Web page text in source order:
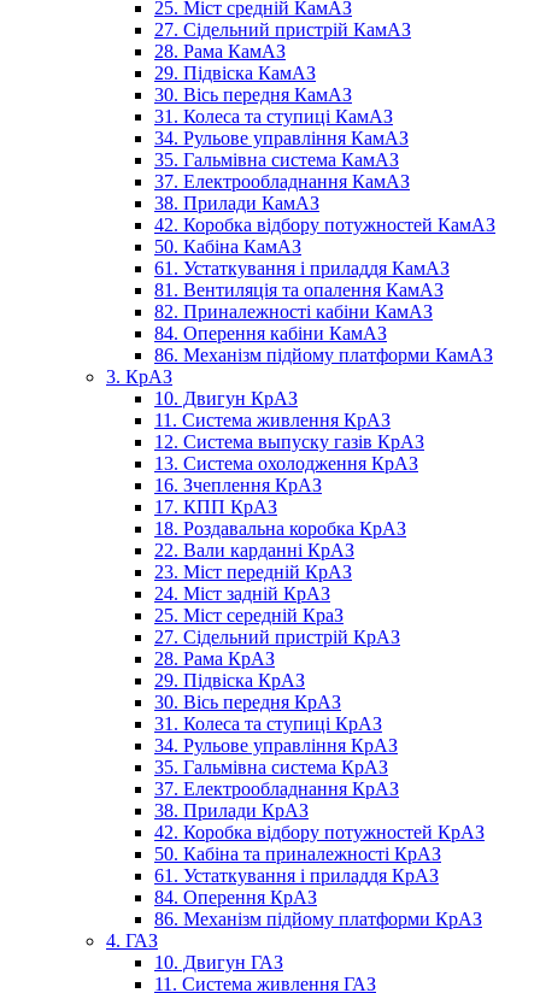
25. Міст средній КамАЗ
27. Сідельний пристрій КамАЗ
28. Рама КамАЗ
29. Підвіска КамАЗ
30. Вісь передня КамАЗ
31. Колеса та ступиці КамАЗ
34. Рульове управління КамАЗ
35. Гальмівна система КамАЗ
37. Електрообладнання КамАЗ
38. Прилади КамАЗ
42. Коробка відбору потужностей КамАЗ
50. Кабіна КамАЗ
61. Устаткування і приладдя КамАЗ
81. Вентиляція та опалення КамАЗ
82. Приналежності кабіни КамАЗ
84. Оперення кабіни КамАЗ
86. Механізм підйому платформи КамАЗ
3. КрАЗ
10. Двигун КрАЗ
11. Система живлення КрАЗ
12. Система выпуску газів КрАЗ
13. Система охолодження КрАЗ
16. Зчеплення КрАЗ
17. КПП КрАЗ
18. Роздавальна коробка КрАЗ
22. Вали карданні КрАЗ
23. Міст передній КрАЗ
24. Міст задній КрАЗ
25. Міст середній КраЗ
27. Сідельний пристрій КрАЗ
28. Рама КрАЗ
29. Підвіска КрАЗ
30. Вісь передня КрАЗ
31. Колеса та ступиці КрАЗ
34. Рульове управління КрАЗ
35. Гальмівна система КрАЗ
37. Електрообладнання КрАЗ
38. Прилади КрАЗ
42. Коробка відбору потужностей КрАЗ
50. Кабіна та приналежності КрАЗ
61. Устаткування і приладдя КрАЗ
84. Оперення КрАЗ
86. Механізм підйому платформи КрАЗ
4. ГАЗ
10. Двигун ГАЗ
11. Система живлення ГАЗ